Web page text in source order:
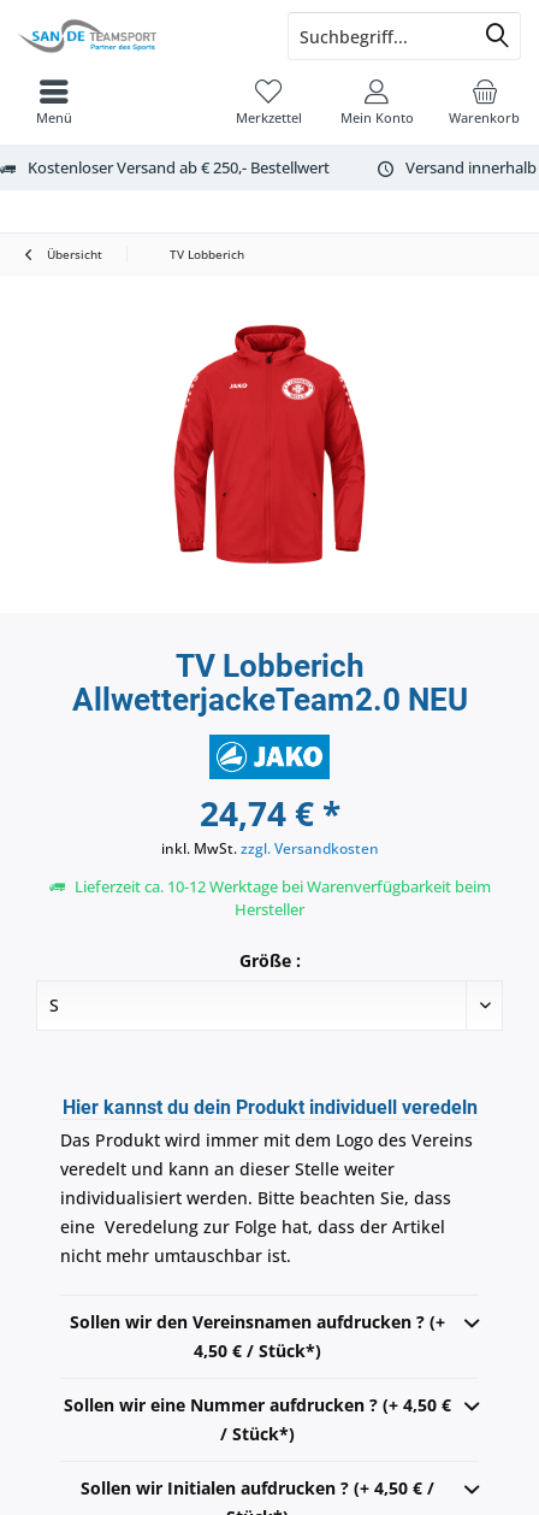
Kostenloser Versand ab € 250,- Bestellwert Versand
Warenkorb
Merkzettel Mein Konto
Menü
Übersicht TV Lobberich
TV Lobberich
AllwetterjackeTeam2.0 NEU
24,74 € *
inkl. MwSt.zzgl. Versandkosten
Lieferzeit ca. 10-12 Werktage bei Warenverfügbarkeit beim
Hersteller
Größe :
Hier kannst du dein Produkt individuell veredeln
Das Produkt wird immer mit dem Logo des Vereins
veredelt und kann an dieser Stelle weiter
individualisiert werden. Bitte beachten Sie, dass
eine Veredelung zur Folge hat, dass der Artikel
nicht mehr umtauschbar ist.
Sollen wir den Vereinsnamen aufdrucken ? (+
4,50 € / Stück*)
Sollen wir eine Nummer aufdrucken ? (+ 4,50 €
/ Stück*)
Sollen wir Initialen aufdrucken ? (+ 4,50 € /